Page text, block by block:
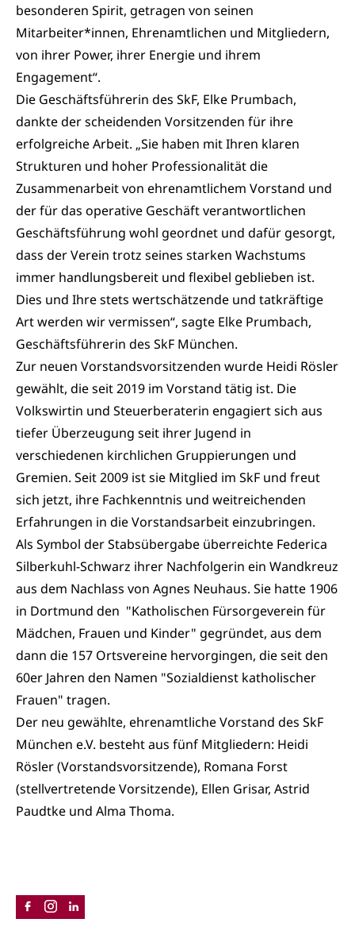
besonderen Spirit, getragen von seinen
Mitarbeiter*innen, Ehrenamtlichen und Mitgliedern,
von ihrer Power, ihrer Energie und ihrem
Engagement“.
Die Geschäftsführerin des SkF, Elke Prumbach,
dankte der scheidenden Vorsitzenden für ihre
erfolgreiche Arbeit. „Sie haben mit Ihren klaren
Strukturen und hoher Professionalität die
Zusammenarbeit von ehrenamtlichem Vorstand und
der für das operative Geschäft verantwortlichen
Geschäftsführung wohl geordnet und dafür gesorgt,
dass der Verein trotz seines starken Wachstums
immer handlungsbereit und flexibel geblieben ist.
Dies und Ihre stets wertschätzende und tatkräftige
Art werden wir vermissen“, sagte Elke Prumbach,
Geschäftsführerin des SkF München.
Zur neuen Vorstandsvorsitzenden wurde Heidi Rösler
gewählt, die seit 2019 im Vorstand tätig ist. Die
Volkswirtin und Steuerberaterin engagiert sich aus
tiefer Überzeugung seit ihrer Jugend in
verschiedenen kirchlichen Gruppierungen und
Gremien. Seit 2009 ist sie Mitglied im SkF und freut
sich jetzt, ihre Fachkenntnis und weitreichenden
Erfahrungen in die Vorstandsarbeit einzubringen.
Als Symbol der Stabsübergabe überreichte Federica
Silberkuhl-Schwarz ihrer Nachfolgerin ein Wandkreuz
aus dem Nachlass von Agnes Neuhaus. Sie hatte 1906
in Dortmund den "Katholischen Fürsorgeverein für
Mädchen, Frauen und Kinder" gegründet, aus dem
dann die 157 Ortsvereine hervorgingen, die seit den
60er Jahren den Namen "Sozialdienst katholischer
Frauen" tragen.
Der neu gewählte, ehrenamtliche Vorstand des SkF
München e.V. besteht aus fünf Mitgliedern: Heidi
Rösler (Vorstandsvorsitzende), Romana Forst
(stellvertretende Vorsitzende), Ellen Grisar, Astrid
Paudtke und Alma Thoma.